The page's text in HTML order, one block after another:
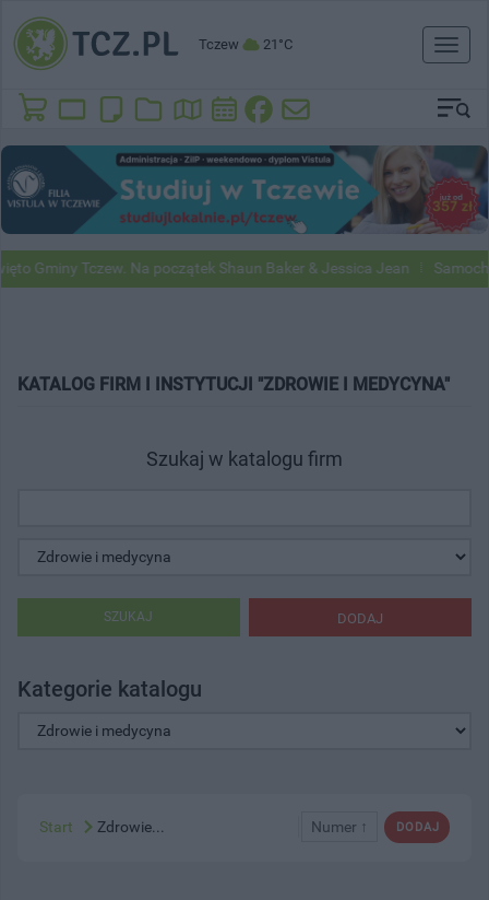
Tczew 21°C
Toggle
Gminy Tczew. Na początek Shaun Baker & Jessica Jean
KATALOG FIRM I INSTYTUCJI "ZDROWIE I MEDYCYNA"
Szukaj w katalogu firm
DODAJ
SZUKAJ
Kategorie katalogu
DODAJ
Numer ↑
Start Zdrowie...